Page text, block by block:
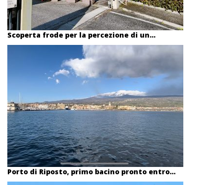
Scoperta frode per la percezione di un...
Porto di Riposto, primo bacino pronto entro...